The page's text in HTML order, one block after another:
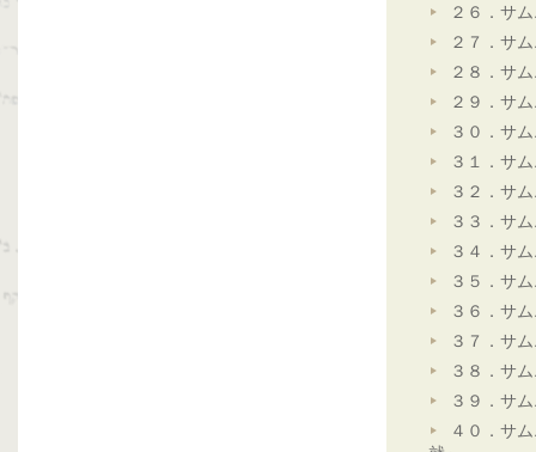
２６．サ
２７．サ
２８．サ
２９．サ
３０．サ
３１．サ
３２．サ
３３．サ
３４．サ
３５．サ
３６．サ
３７．サ
３８．サ
３９．サ
４０．サ